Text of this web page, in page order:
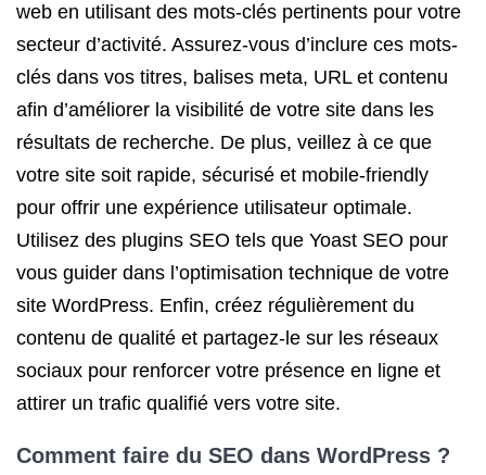
web en utilisant des mots-clés pertinents pour votre
secteur d’activité. Assurez-vous d’inclure ces mots-
clés dans vos titres, balises meta, URL et contenu
afin d’améliorer la visibilité de votre site dans les
résultats de recherche. De plus, veillez à ce que
votre site soit rapide, sécurisé et mobile-friendly
pour offrir une expérience utilisateur optimale.
Utilisez des plugins SEO tels que Yoast SEO pour
vous guider dans l’optimisation technique de votre
site WordPress. Enfin, créez régulièrement du
contenu de qualité et partagez-le sur les réseaux
sociaux pour renforcer votre présence en ligne et
attirer un trafic qualifié vers votre site.
Comment faire du SEO dans WordPress ?